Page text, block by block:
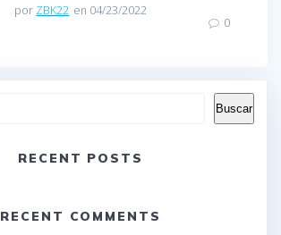
por ZBK22 en 04/23/2022
0
Buscar
RECENT POSTS
RECENT COMMENTS